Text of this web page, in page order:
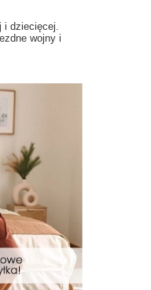
i dziecięcej.
wojny i